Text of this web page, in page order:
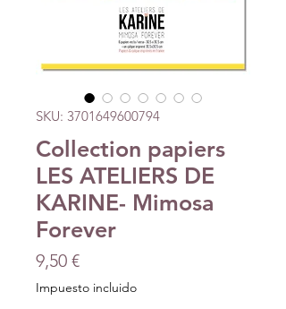
SKU: 3701649600794
Collection papiers
LES ATELIERS DE
KARINE- Mimosa
Forever
9,50 €Precio
Impuesto incluido